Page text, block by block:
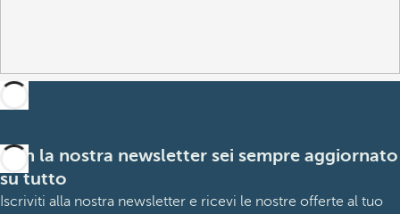
Con la nostra newsletter sei sempre aggiornato
su tutto
Iscriviti alla nostra newsletter e ricevi le nostre offerte al tuo